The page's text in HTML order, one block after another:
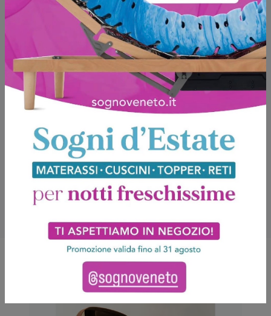
Sfoglia i cataloghi
Potrebbero piacerti anche